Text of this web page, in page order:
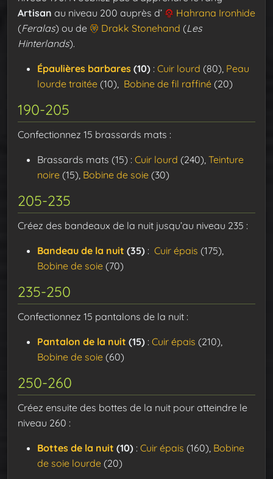
Artisan au niveau 200 auprès d’
Hahrana Ironhide
(Feralas) ou de Drakk Stonehand (Les
Hinterlands).
Épaulières barbares (10) : Cuir lourd (80), Peau
lourde traitée (10), Bobine de fil raffiné (20)
190-205
Confectionnez 15 brassards mats :
Brassards mats (15) : Cuir lourd (240), Teinture
noire (15), Bobine de soie (30)
205-235
Créez des bandeaux de la nuit jusqu’au niveau 235 :
Bandeau de la nuit (35) : Cuir épais (175),
Bobine de soie (70)
235-250
Confectionnez 15 pantalons de la nuit :
Pantalon de la nuit (15) : Cuir épais (210),
Bobine de soie (60)
250-260
Créez ensuite des bottes de la nuit pour atteindre le
niveau 260 :
Bottes de la nuit (10) : Cuir épais (160), Bobine
de soie lourde (20)